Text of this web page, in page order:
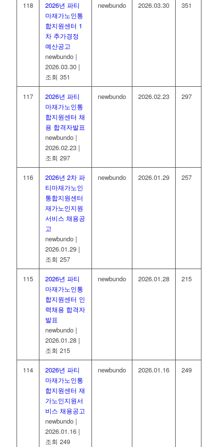
118
2026년 파티
마재가노인통
합지원센터 1
차 추가경정
예산공고
newbundo |
2026.03.30 |
조회 351
newbundo 2026.03.30 351
117
2026년 파티
마재가노인통
합지원센터 채
용 합격자발표
newbundo |
2026.02.23 |
조회 297
newbundo 2026.02.23 297
116
2026년 2차 파
티마재가노인
통합지원센터
재가노인지원
서비스 채용공
고
newbundo |
2026.01.29 |
조회 257
newbundo 2026.01.29 257
115
2026년 파티
마재가노인통
합지원센터 인
력채용 합격자
발표
newbundo |
2026.01.28 |
조회 215
newbundo 2026.01.28 215
114
2026년 파티
마재가노인통
합지원센터 재
가노인지원서
비스 채용공고
newbundo |
2026.01.16 |
조회 249
newbundo 2026.01.16 249